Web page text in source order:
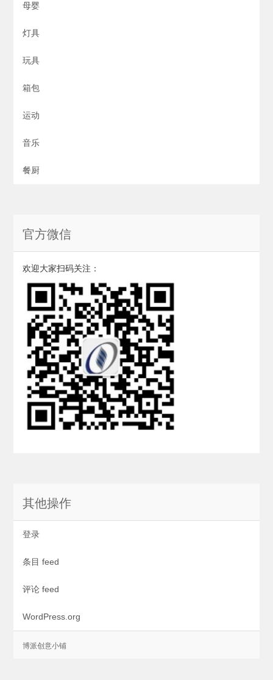
母婴
灯具
玩具
箱包
运动
音乐
餐厨
官方微信
欢迎大家扫码关注：
其他操作
登录
条目 feed
评论 feed
WordPress.org